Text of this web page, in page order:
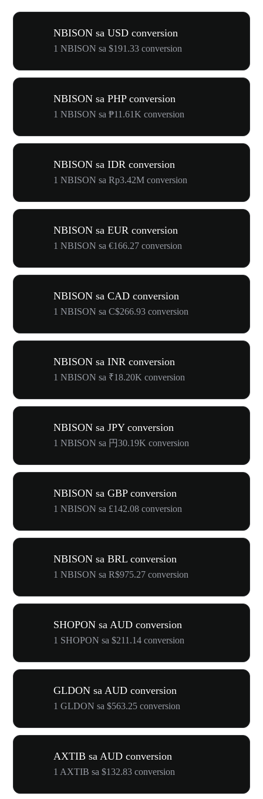
NBISON sa USD conversion
1 NBISON sa $191.33 conversion
NBISON sa PHP conversion
1 NBISON sa ₱11.61K conversion
NBISON sa IDR conversion
1 NBISON sa Rp3.42M conversion
NBISON sa EUR conversion
1 NBISON sa €166.27 conversion
NBISON sa CAD conversion
1 NBISON sa C$266.93 conversion
NBISON sa INR conversion
1 NBISON sa ₹18.20K conversion
NBISON sa JPY conversion
1 NBISON sa 円30.19K conversion
NBISON sa GBP conversion
1 NBISON sa £142.08 conversion
NBISON sa BRL conversion
1 NBISON sa R$975.27 conversion
SHOPON sa AUD conversion
1 SHOPON sa $211.14 conversion
GLDON sa AUD conversion
1 GLDON sa $563.25 conversion
AXTIB sa AUD conversion
1 AXTIB sa $132.83 conversion